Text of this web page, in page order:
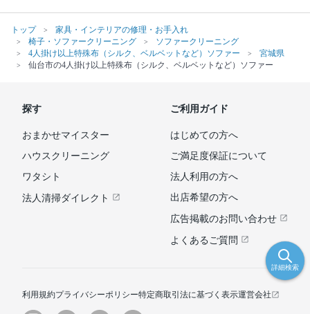
トップ
家具・インテリアの修理・お手入れ
椅子・ソファークリーニング
ソファークリーニング
4人掛け以上特殊布（シルク、ベルベットなど）ソファー
宮城県
仙台市の4人掛け以上特殊布（シルク、ベルベットなど）ソファー
詳細検索
探す
おまかせマイスター
ハウスクリーニング
ワタシト
法人清掃ダイレクト
ご利用ガイド
はじめての方へ
ご満足度保証について
法人利用の方へ
出店希望の方へ
広告掲載のお問い合わせ
よくあるご質問
利用規約プライバシーポリシー特定商取引法に基づく表示運営会社